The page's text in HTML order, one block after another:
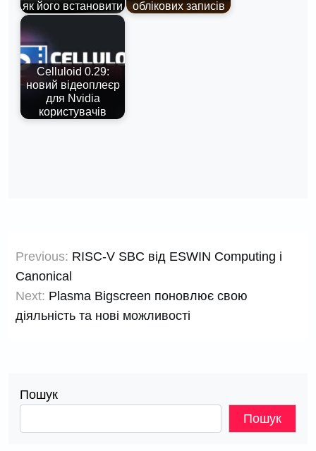
як його встановити облікових записів
Celluloid 0.29:
новий відеоплеєр
для Nvidia
користувачів
записів
Previous: RISC-V SBC від ESWIN Computing і
Canonical
Next: Plasma Bigscreen поновлює свою
діяльність та нові можливості
Пошук
Пошук